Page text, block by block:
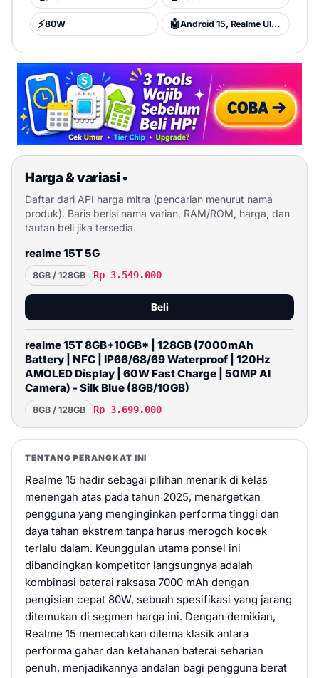
⚡80W 🤖 Android 15, Realme UI 6.0
Harga & variasi•
Daftar dari API harga mitra (pencarian menurut nama
produk). Baris berisi nama varian, RAM/ROM, harga, dan
tautan beli jika tersedia.
realme 15T 5G
8GB / 128GB Rp 3.549.000
Beli
realme 15T 8GB+10GB* | 128GB (7000mAh
Battery | NFC | IP66/68/69 Waterproof | 120Hz
AMOLED Display | 60W Fast Charge | 50MP AI
Camera) - Silk Blue (8GB/10GB)
8GB / 128GB Rp 3.699.000
Beli
realme 15T 5G
8GB / 256GB Rp 3.799.000
Beli
realme 15 5G
8GB / 256GB Rp 4.699.000
Beli
realme 15 5G
TENTANG PERANGKAT INI
Realme 15 hadir sebagai pilihan menarik di kelas
menengah atas pada tahun 2025, menargetkan
pengguna yang menginginkan performa tinggi dan
daya tahan ekstrem tanpa harus merogoh kocek
terlalu dalam. Keunggulan utama ponsel ini
dibandingkan kompetitor langsungnya adalah
kombinasi baterai raksasa 7000 mAh dengan
pengisian cepat 80W, sebuah spesifikasi yang jarang
ditemukan di segmen harga ini. Dengan demikian,
Realme 15 memecahkan dilema klasik antara
performa gahar dan ketahanan baterai seharian
penuh, menjadikannya andalan bagi pengguna berat